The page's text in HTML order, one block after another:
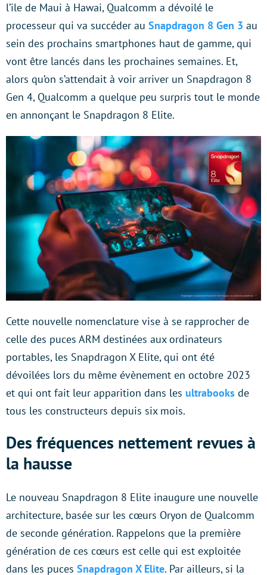
l’ile de Maui à Hawai, Qualcomm a dévoilé le
processeur qui va succéder au Snapdragon 8 Gen 3 au
sein des prochains smartphones haut de gamme, qui
vont être lancés dans les prochaines semaines. Et,
alors qu’on s’attendait à voir arriver un Snapdragon 8
Gen 4, Qualcomm a quelque peu surpris tout le monde
en annonçant le Snapdragon 8 Elite.
Cette nouvelle nomenclature vise à se rapprocher de
celle des puces ARM destinées aux ordinateurs
portables, les Snapdragon X Elite, qui ont été
dévoilées lors du même évènement en octobre 2023
et qui ont fait leur apparition dans les ultrabooks de
tous les constructeurs depuis six mois.
Des fréquences nettement revues à
la hausse
Le nouveau Snapdragon 8 Elite inaugure une nouvelle
architecture, basée sur les cœurs Oryon de Qualcomm
de seconde génération. Rappelons que la première
génération de ces cœurs est celle qui est exploitée
dans les puces Snapdragon X Elite. Par ailleurs, si la